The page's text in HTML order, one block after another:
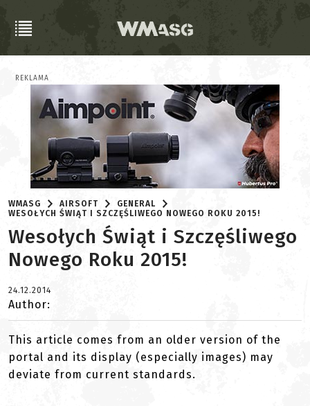
REKLAMA
WMASG AIRSOFT
GENERAL
WESOŁYCH ŚWIĄT I SZCZĘŚLIWEGO NOWEGO ROKU 2015!
Wesołych Świąt i Szczęśliwego
Nowego Roku 2015!
24.12.2014
Author:
This article comes from an older version of the
portal and its display (especially images) may
deviate from current standards.